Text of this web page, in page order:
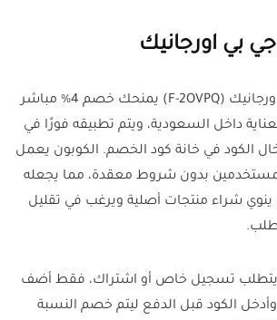
بي اورجانيك
كوبون خصم جي بي اورجانيك (F-2OVPQ) يمنحك خصم 4% مباشر
داخل السعودية، ويتم تطبيقه فورًا في
الكود في خانة كود الخصم. الكوبون يعمل
بدون شروط معقدة، مما يجعله
شراء منتجات أصلية ويرغب في تقليل
يتطلب تسجيل خاص أو اشتراك، فقط أضف
وأدخل الكود قبل الدفع ليتم خصم النسبة